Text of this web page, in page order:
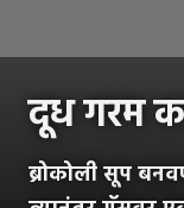
दूध गरम
ब्रोकोली सूप